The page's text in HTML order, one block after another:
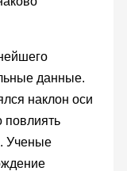
данные.
наклон оси
Ученые